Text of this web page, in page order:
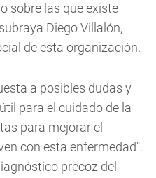
sobre las que existe
Diego Villalón,
de esta organización.
a posibles dudas y
para el cuidado de la
para mejorar el
con esta enfermedad".
precoz del